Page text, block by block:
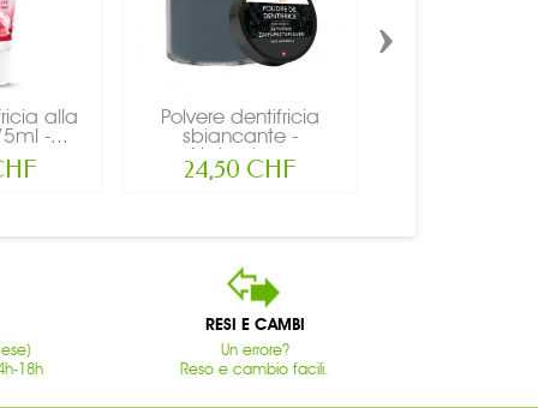
alla
-...
Polvere dentifricia
sbiancante -
Naturale,...
24,50 CHF
›
18h
RESI E CAMBI
Un errore?
Reso e cambio facili.